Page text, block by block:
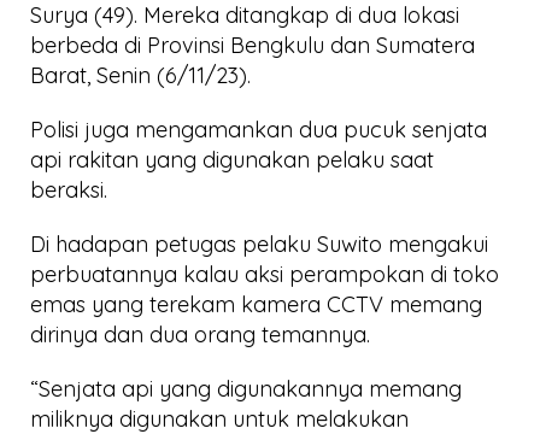
Surya (49). Mereka ditangkap di dua lokasi
berbeda di Provinsi Bengkulu dan Sumatera
Barat, Senin (6/11/23).
Polisi juga mengamankan dua pucuk senjata
api rakitan yang digunakan pelaku saat
beraksi.
Di hadapan petugas pelaku Suwito mengakui
perbuatannya kalau aksi perampokan di toko
emas yang terekam kamera CCTV memang
dirinya dan dua orang temannya.
“Senjata api yang digunakannya memang
miliknya digunakan untuk melakukan